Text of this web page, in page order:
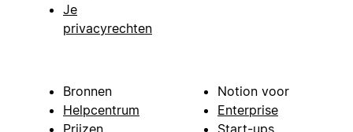
Je
privacyrechten
Bronnen
Helpcentrum
Notion voor
Enterprise